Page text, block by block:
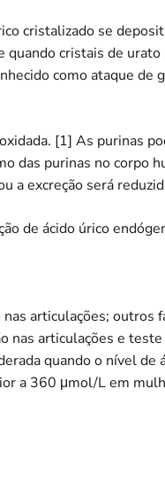
cristalizado se
quando cristais de urato
como ataque de
[1] As purinas
das purinas no corpo
a excreção será
de ácido úrico
articulações; outros
nas articulações e teste
quando o nível de
a 360 μmol/L em